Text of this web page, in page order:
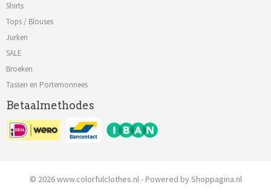
Shirts
Tops / Blouses
Jurken
SALE
Broeken
Tassen en Portemonnees
Betaalmethodes
© 2026 www.colorfulclothes.nl - Powered by Shoppagina.nl